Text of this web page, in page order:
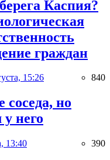
Каспия?
граждан
15:26 840
но
него
13:40 390